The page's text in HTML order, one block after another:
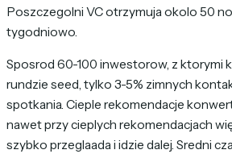
Poszczegolni VC otrzymuja okolo 50
tygodniowo.
Sposrod 60-100 inwestorow, z ktorymi
rundzie seed, tylko 3-5% zimnych
spotkania. Cieple rekomendacje
nawet przy cieplych rekomendacjach
szybko przeglaada i idzie dalej. Sredni